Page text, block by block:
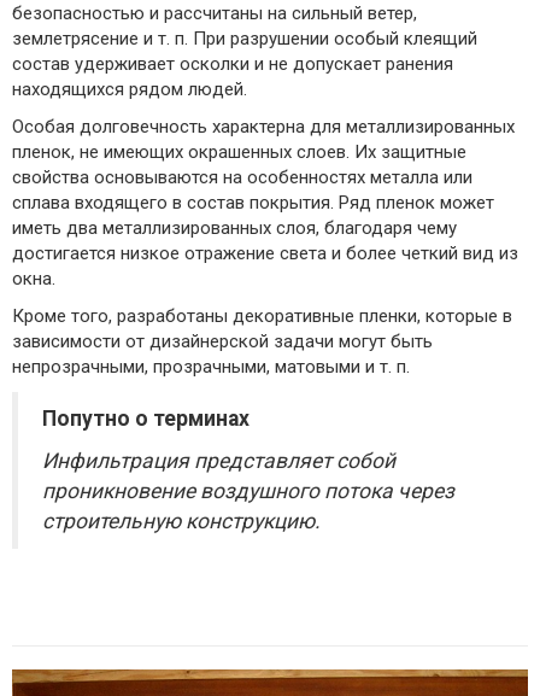
безопасностью и рассчитаны на сильный ветер,
землетрясение и т. п. При разрушении особый клеящий
состав удерживает осколки и не допускает ранения
находящихся рядом людей.
Особая долговечность характерна для металлизированных
пленок, не имеющих окрашенных слоев. Их защитные
свойства основываются на особенностях металла или
сплава входящего в состав покрытия. Ряд пленок может
иметь два металлизированных слоя, благодаря чему
достигается низкое отражение света и более четкий вид из
окна.
Кроме того, разработаны декоративные пленки, которые в
зависимости от дизайнерской задачи могут быть
непрозрачными, прозрачными, матовыми и т. п.
Попутно о терминах
Инфильтрация представляет собой
проникновение воздушного потока через
строительную конструкцию.